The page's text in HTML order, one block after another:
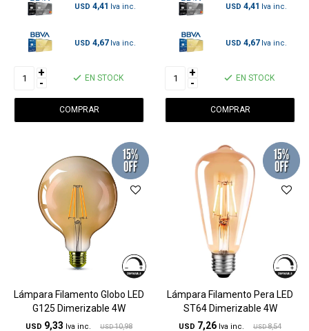
USD 4,41
USD 4,67
+
- EN STOCK
USD 4,41
USD 4,67
+
- EN STOCK
Lámpara Filamento Globo LED
G125 Dimerizable 4W
USD 9,33 USD 10,98
Lámpara Filamento Pera LED
ST64 Dimerizable 4W
USD 7,26 USD 8,54